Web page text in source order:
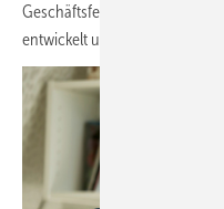
Geschäftsfelder erschließt, wie
entwickelt und/oder seine